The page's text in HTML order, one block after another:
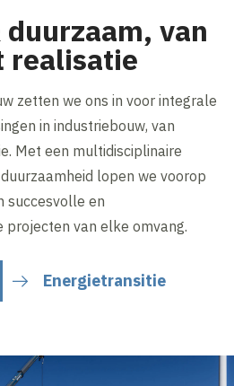
van
realisatie
zetten we ons in voor integrale
in industriebouw, van
Met een multidisciplinaire
lopen we voorop
succesvolle en
van elke omvang.
Energietransitie